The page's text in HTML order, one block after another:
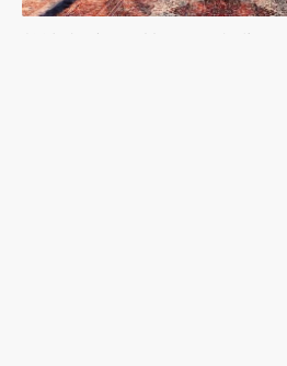
韓流吹到土耳其：東亞想像